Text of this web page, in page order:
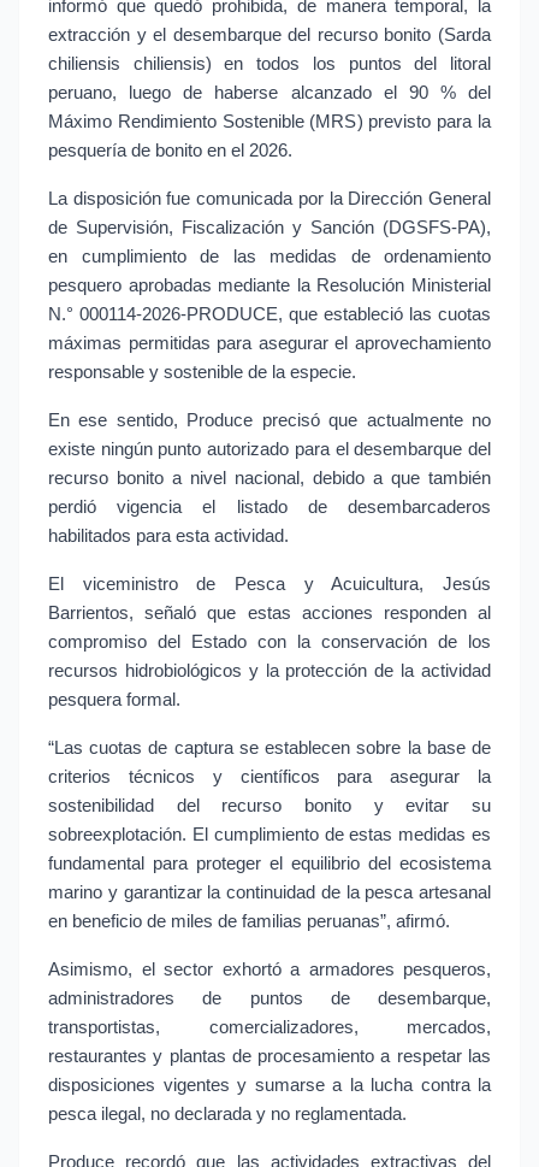
informó que quedó prohibida, de manera temporal, la
extracción y el desembarque del recurso bonito (Sarda
chiliensis chiliensis) en todos los puntos del litoral
peruano, luego de haberse alcanzado el 90 % del
Máximo Rendimiento Sostenible (MRS) previsto para la
pesquería de bonito en el 2026.
La disposición fue comunicada por la Dirección General
de Supervisión, Fiscalización y Sanción (DGSFS-PA),
en cumplimiento de las medidas de ordenamiento
pesquero aprobadas mediante la Resolución Ministerial
N.° 000114-2026-PRODUCE, que estableció las cuotas
máximas permitidas para asegurar el aprovechamiento
responsable y sostenible de la especie.
En ese sentido, Produce precisó que actualmente no
existe ningún punto autorizado para el desembarque del
recurso bonito a nivel nacional, debido a que también
perdió vigencia el listado de desembarcaderos
habilitados para esta actividad.
El viceministro de Pesca y Acuicultura, Jesús
Barrientos, señaló que estas acciones responden al
compromiso del Estado con la conservación de los
recursos hidrobiológicos y la protección de la actividad
pesquera formal.
“Las cuotas de captura se establecen sobre la base de
criterios técnicos y científicos para asegurar la
sostenibilidad del recurso bonito y evitar su
sobreexplotación. El cumplimiento de estas medidas es
fundamental para proteger el equilibrio del ecosistema
marino y garantizar la continuidad de la pesca artesanal
en beneficio de miles de familias peruanas”, afirmó.
Asimismo, el sector exhortó a armadores pesqueros,
administradores de puntos de desembarque,
transportistas, comercializadores, mercados,
restaurantes y plantas de procesamiento a respetar las
disposiciones vigentes y sumarse a la lucha contra la
pesca ilegal, no declarada y no reglamentada.
Produce recordó que las actividades extractivas del